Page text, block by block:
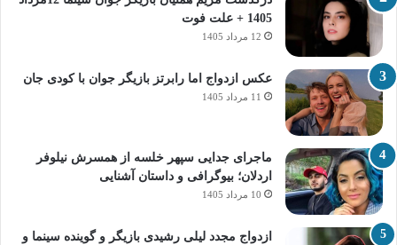
1405 + علت فوت
12 مرداد 1405
عکس ازدواج اما رابرتز بازیگر جوان با کودی جان
11 مرداد 1405
ماجرای جدایی سپهر خلسه از همسرش نیلوفر
اردلان؛ بیوگرافی و داستان آشنایی
10 مرداد 1405
ازدواج مجدد لیلی رشیدی بازیگر و گوینده سینما و